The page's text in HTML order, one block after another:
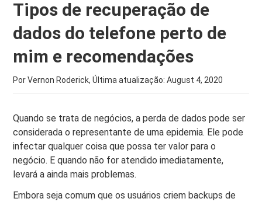
Tipos de recuperação de
dados do telefone perto de
mim e recomendações
Por Vernon Roderick, Última atualização:August 4, 2020
Quando se trata de negócios, a perda de dados pode ser
considerada o representante de uma epidemia. Ele pode
infectar qualquer coisa que possa ter valor para o
negócio. E quando não for atendido imediatamente,
levará a ainda mais problemas.
Embora seja comum que os usuários criem backups de